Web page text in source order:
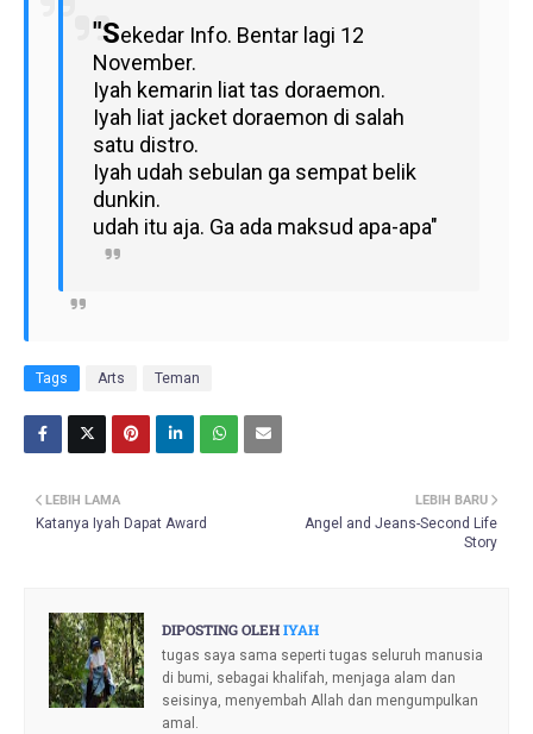
"Sekedar Info. Bentar lagi 12
November.
Iyah kemarin liat tas doraemon.
Iyah liat jacket doraemon di salah
satu distro.
Iyah udah sebulan ga sempat belik
dunkin.
udah itu aja. Ga ada maksud apa-apa"
Tags Arts Teman
LEBIH BARU
Angel and Jeans-Second Life
Story
LEBIH LAMA
Katanya Iyah Dapat Award
DIPOSTING OLEHIYAH
tugas saya sama seperti tugas seluruh manusia
di bumi, sebagai khalifah, menjaga alam dan
seisinya, menyembah Allah dan mengumpulkan
amal.